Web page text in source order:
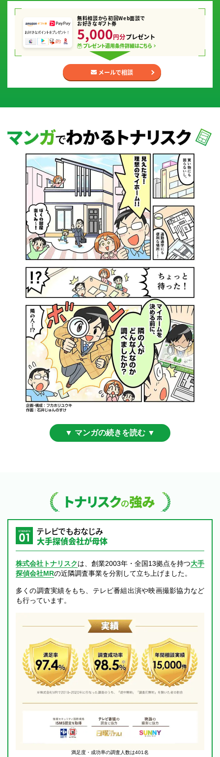
無料相談から初回Web面談で
お好きなギフト券
5,000円分プレゼント
プレゼント適用条件詳細はこちら
メールで相談
マンガでわかるトナリスク
▼ マンガの続きを読む ▼
トナリスクの強み
テレビでもおなじみ
大手探偵会社が母体
株式会社トナリスクは、創業2003年・全国13拠点を持つ大手
探偵会社MRの近隣調査事業を分割して立ち上げました。
多くの調査実績をもち、テレビ番組出演や映画撮影協力など
も行っています。
満足度・成功率の調査人数は401名